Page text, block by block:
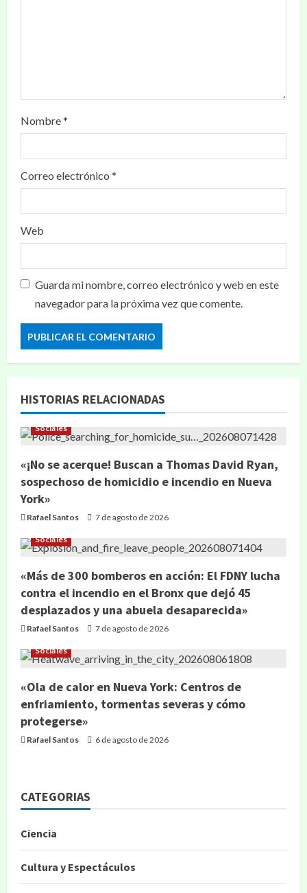
Nombre*
Correo electrónico *
Web
Guarda mi nombre, correo electrónico y web en este
navegador para la próxima vez que comente.
HISTORIAS RELACIONADAS
Sociales
«¡No se acerque! Buscan a Thomas David Ryan,
sospechoso de homicidio e incendio en Nueva
York»
Rafael Santos 7 de agosto de 2026
Sociales
«Más de 300 bomberos en acción: El FDNY lucha
contra el incendio en el Bronx que dejó 45
desplazados y una abuela desaparecida»
Rafael Santos 7 de agosto de 2026
Sociales
«Ola de calor en Nueva York: Centros de
enfriamiento, tormentas severas y cómo
protegerse»
Rafael Santos 6 de agosto de 2026
CATEGORIAS
Ciencia
Cultura y Espectáculos